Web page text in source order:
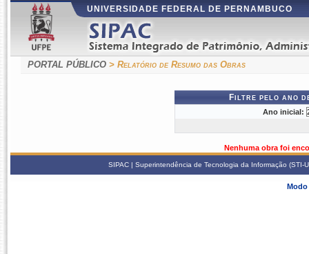
UNIVERSIDADE FEDERAL DE PERNAMBUCO
PORTAL PÚBLICO > Relatório de Resumo das Obras
Filtre pelo ano
Ano inicial:
Nenhuma obra foi
SIPAC | Superintendência de Tecnologia da Informação
Modo